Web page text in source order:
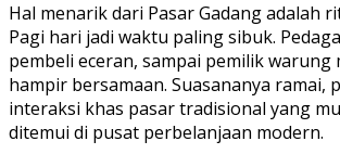
Hal menarik dari Pasar Gadang adalah
Pagi hari jadi waktu paling sibuk.
pembeli eceran, sampai pemilik warung
hampir bersamaan. Suasananya ramai,
interaksi khas pasar tradisional yang
ditemui di pusat perbelanjaan modern.